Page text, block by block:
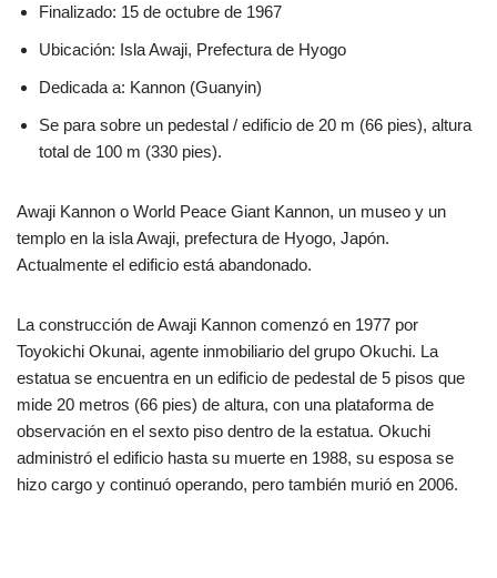
Finalizado: 15 de octubre de 1967
Ubicación: Isla Awaji, Prefectura de Hyogo
Dedicada a: Kannon (Guanyin)
Se para sobre un pedestal / edificio de 20 m (66 pies), altura
total de 100 m (330 pies).
Awaji Kannon o World Peace Giant Kannon, un museo y un
templo en la isla Awaji, prefectura de Hyogo, Japón.
Actualmente el edificio está abandonado.
La construcción de Awaji Kannon comenzó en 1977 por
Toyokichi Okunai, agente inmobiliario del grupo Okuchi. La
estatua se encuentra en un edificio de pedestal de 5 pisos que
mide 20 metros (66 pies) de altura, con una plataforma de
observación en el sexto piso dentro de la estatua. Okuchi
administró el edificio hasta su muerte en 1988, su esposa se
hizo cargo y continuó operando, pero también murió en 2006.